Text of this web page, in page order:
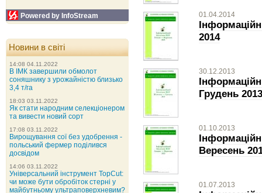
01.04.2014
2014
30.12.2013
Грудень 2013
01.10.2013
Вересень
01.07.2013
Powered by InfoStream
Новини в світі
14:08 04.11.2022
В ІМК завершили обмолот
соняшнику з урожайністю близько
3,4 т/га
18:03 03.11.2022
Як стати народним селекціонером
та вивести новий сорт
17:08 03.11.2022
Вирощування сої без удобрення -
польський фермер поділився
досвідом
14:06 03.11.2022
Універсальний інструмент TopCut:
чи може бути обробіток стерні у
майбутньому ультраповерхневим?